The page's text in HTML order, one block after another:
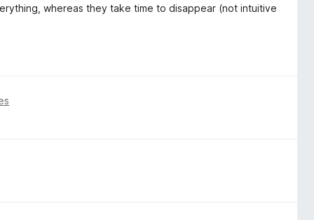
whereas they take time to disappear (not intuitive